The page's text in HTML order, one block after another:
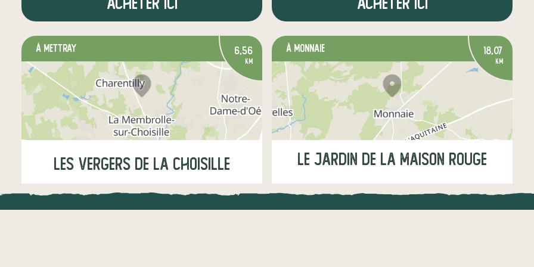
à Mettray 6,56
km
les vergers de la Choisille
à Monnaie 18,07
km
Le Jardin de la Maison Rouge
Lundi18:00-19:00
Jeudi 18:00-19:00